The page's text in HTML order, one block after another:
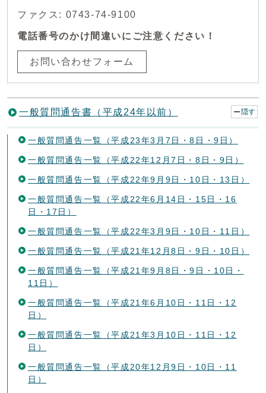
ファクス: 0743-74-9100
電話番号のかけ間違いにご注意ください！
お問い合わせフォーム
一般質問通告書（平成24年以前） 隠す
一般質問通告一覧（平成23年3月7日・8日・9日）
一般質問通告一覧（平成22年12月7日・8日・9日）
一般質問通告一覧（平成22年9月9日・10日・13日）
一般質問通告一覧（平成22年6月14日・15日・16
日・17日）
一般質問通告一覧（平成22年3月9日・10日・11日）
一般質問通告一覧（平成21年12月8日・9日・10日）
一般質問通告一覧（平成21年9月8日・9日・10日・
11日）
一般質問通告一覧（平成21年6月10日・11日・12
日）
一般質問通告一覧（平成21年3月10日・11日・12
日）
一般質問通告一覧（平成20年12月9日・10日・11
日）